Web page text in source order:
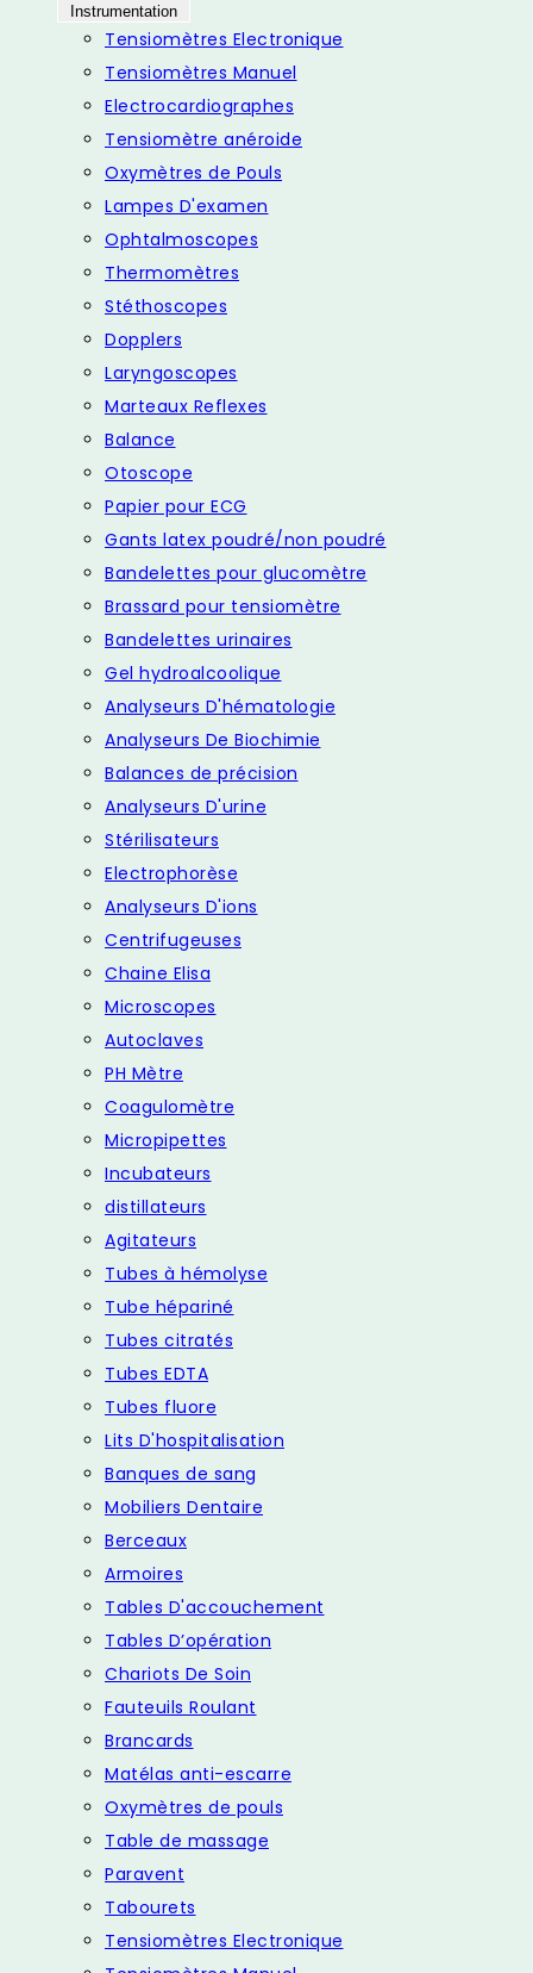
Instrumentation
Tensiomètres Electronique
Tensiomètres Manuel
Electrocardiographes
Tensiomètre anéroide
Oxymètres de Pouls
Lampes D'examen
Ophtalmoscopes
Thermomètres
Stéthoscopes
Dopplers
Laryngoscopes
Marteaux Reflexes
Balance
Otoscope
Papier pour ECG
Gants latex poudré/non poudré
Bandelettes pour glucomètre
Brassard pour tensiomètre
Bandelettes urinaires
Gel hydroalcoolique
Analyseurs D'hématologie
Analyseurs De Biochimie
Balances de précision
Analyseurs D'urine
Stérilisateurs
Electrophorèse
Analyseurs D'ions
Centrifugeuses
Chaine Elisa
Microscopes
Autoclaves
PH Mètre
Coagulomètre
Micropipettes
Incubateurs
distillateurs
Agitateurs
Tubes à hémolyse
Tube hépariné
Tubes citratés
Tubes EDTA
Tubes fluore
Lits D'hospitalisation
Banques de sang
Mobiliers Dentaire
Berceaux
Armoires
Tables D'accouchement
Tables D’opération
Chariots De Soin
Fauteuils Roulant
Brancards
Matélas anti-escarre
Oxymètres de pouls
Table de massage
Paravent
Tabourets
Tensiomètres Electronique